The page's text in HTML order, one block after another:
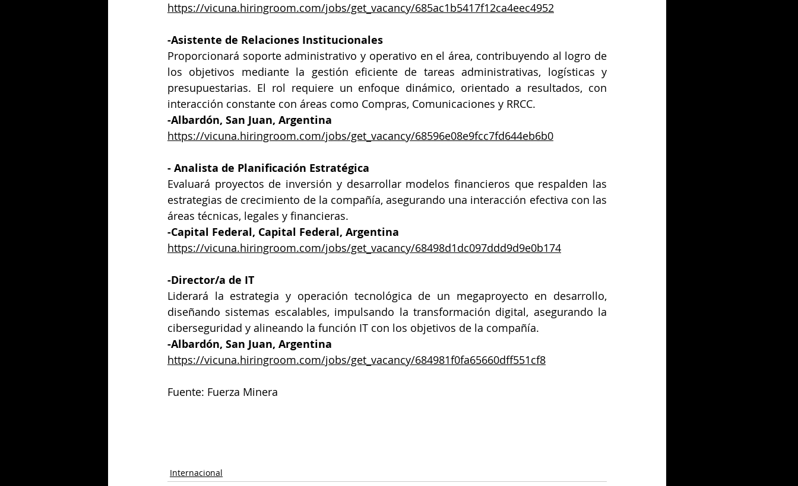
https://vicuna.hiringroom.com/jobs/get_vacancy/685ac1b5417f12ca4eec4952
-Asistente de Relaciones Institucionales
Proporcionará soporte administrativo y operativo en el área, contribuyendo al logro de
los objetivos mediante la gestión eficiente de tareas administrativas, logísticas y
presupuestarias. El rol requiere un enfoque dinámico, orientado a resultados, con
interacción constante con áreas como Compras, Comunicaciones y RRCC.
-Albardón, San Juan, Argentina
https://vicuna.hiringroom.com/jobs/get_vacancy/68596e08e9fcc7fd644eb6b0
- Analista de Planificación Estratégica
Evaluará proyectos de inversión y desarrollar modelos financieros que respalden las
estrategias de crecimiento de la compañía, asegurando una interacción efectiva con las
áreas técnicas, legales y financieras.
-Capital Federal, Capital Federal, Argentina
https://vicuna.hiringroom.com/jobs/get_vacancy/68498d1dc097ddd9d9e0b174
-Director/a de IT
Liderará la estrategia y operación tecnológica de un megaproyecto en desarrollo,
diseñando sistemas escalables, impulsando la transformación digital, asegurando la
ciberseguridad y alineando la función IT con los objetivos de la compañía.
-Albardón, San Juan, Argentina
https://vicuna.hiringroom.com/jobs/get_vacancy/684981f0fa65660dff551cf8
Fuente: Fuerza Minera
Internacional